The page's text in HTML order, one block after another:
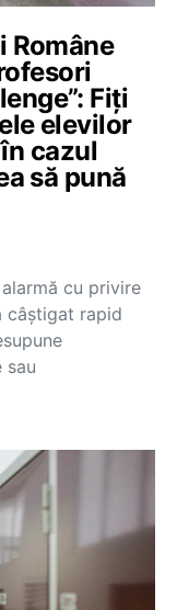
Române
Fiți
elevilor
cazul
să pună
cu privire
câștigat rapid
sau